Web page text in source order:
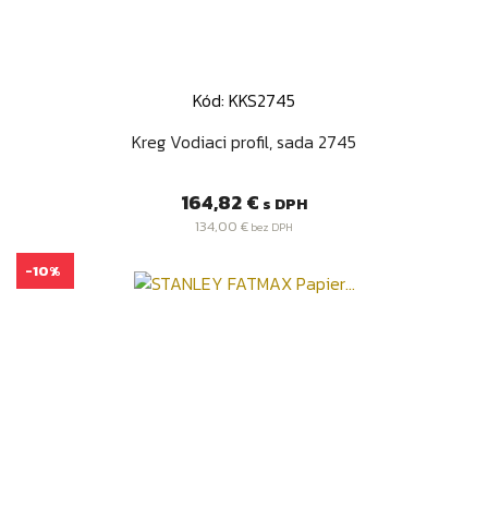
Kód: KKS2745
Kreg Vodiaci profil, sada 2745
Cena
164,82 € s DPH
134,00 € bez DPH
-10%